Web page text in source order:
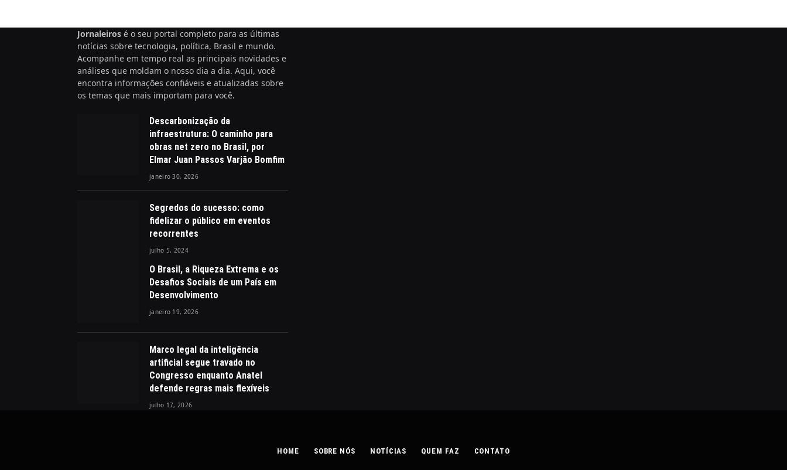
Jornaleiros é o seu portal completo para as últimas
notícias sobre tecnologia, política, Brasil e mundo.
Acompanhe em tempo real as principais novidades e
análises que moldam o nosso dia a dia. Aqui, você
encontra informações confiáveis e atualizadas sobre
os temas que mais importam para você.
Descarbonização da
infraestrutura: O caminho para
obras net zero no Brasil, por
Elmar Juan Passos Varjão Bomfim
janeiro 30, 2026
Segredos do sucesso: como
fidelizar o público em eventos
recorrentes
julho 5, 2024
O Brasil, a Riqueza Extrema e os
Desafios Sociais de um País em
Desenvolvimento
janeiro 19, 2026
Marco legal da inteligência
artificial segue travado no
Congresso enquanto Anatel
defende regras mais flexíveis
julho 17, 2026
HOME SOBRE NÓS NOTÍCIAS QUEM FAZ CONTATO